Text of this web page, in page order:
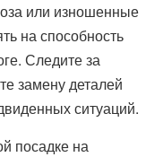
или изношенные
на способность
Следите за
замену деталей
ситуаций.
посадке на